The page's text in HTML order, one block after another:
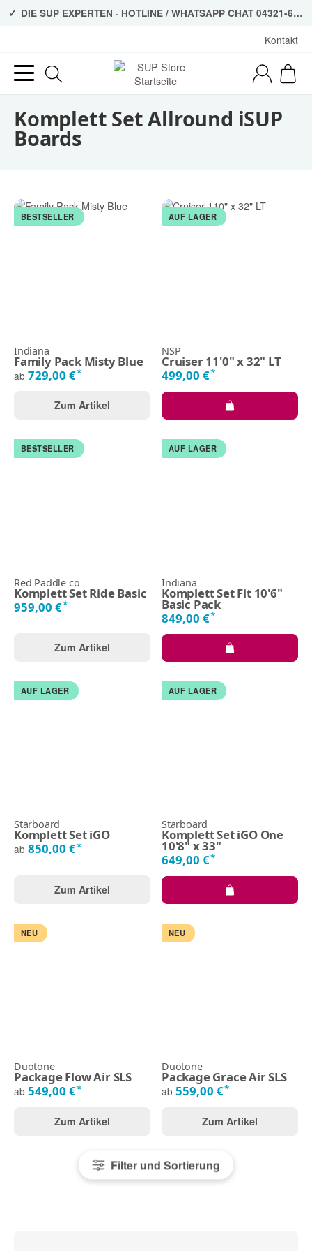
DIE SUP EXPERTEN · HOTLINE / WHATSAPP CHAT 04321-6907650
Kontakt
Komplett Set Allround iSUP
Boards
Filter und Sortierung
BESTSELLER
Indiana
Family Pack Misty Blue
ab 729,00 €*
Zum Artikel
AUF LAGER
NSP
Cruiser 11'0" x 32" LT
499,00 €*
BESTSELLER
Red Paddle co
Komplett Set Ride Basic
959,00 €*
Zum Artikel
AUF LAGER
Indiana
Komplett Set Fit 10'6"
Basic Pack
849,00 €*
AUF LAGER
Starboard
Komplett Set iGO
ab 850,00 €*
Zum Artikel
AUF LAGER
Starboard
Komplett Set iGO One
10'8" x 33"
649,00 €*
NEU
Duotone
Package Flow Air SLS
ab 549,00 €*
Zum Artikel
NEU
Duotone
Package Grace Air SLS
ab 559,00 €*
Zum Artikel